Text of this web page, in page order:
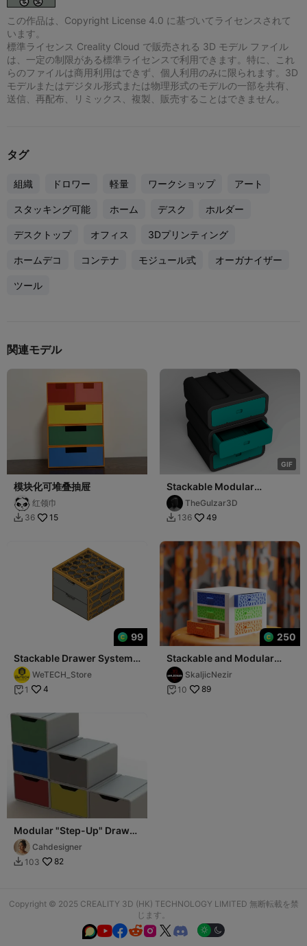
この作品は、Copyright License 4.0 に基づいてライセンスされて
います。
標準ライセンス Creality Cloud で販売される 3D モデル ファイル
は、一定の制限がある標準ライセンスで利用できます。特に、これ
らのファイルは商用利用はできず、個人利用のみに限られます。3D
モデルまたはデジタル形式または物理形式のモデルの一部を共有、
送信、再配布、リミックス、複製、販売することはできません。
タグ
組織 ドロワー 軽量 ワークショップ アート
スタッキング可能 ホーム デスク ホルダー
デスクトップ オフィス 3Dプリンティング
ホームデコ コンテナ モジュール式 オーガナイザー
ツール
関連モデル
模块化可堆叠抽屉
红领巾
 36 15
GIF
Stackable Modular
Drawers - Endless
Organization
TheGulzar3D
 136 49
99
Stackable Drawer System –
Supportless Design, Min
WeTECH_Store
 1 4
250
Stackable and Modular
DrawersSkaljicNezir
 10 89
Modular "Step-Up" Drawer
Unit – Stackable and
Customizable
Cahdesigner
 103 82
Copyright © 2025 CREALITY 3D (HK) TECHNOLOGY LIMITED 無断転載を禁
じます。
  